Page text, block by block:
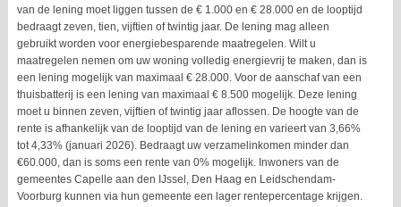
van de lening moet liggen tussen de € 1.000 en € 28.000 en de looptijd
bedraagt zeven, tien, vijftien of twintig jaar. De lening mag alleen
gebruikt worden voor energiebesparende maatregelen. Wilt u
maatregelen nemen om uw woning volledig energievrij te maken, dan is
een lening mogelijk van maximaal € 28.000. Voor de aanschaf van een
thuisbatterij is een lening van maximaal € 8.500 mogelijk. Deze lening
moet u binnen zeven, vijftien of twintig jaar aflossen. De hoogte van de
rente is afhankelijk van de looptijd van de lening en varieert van 3,66%
tot 4,33% (januari 2026). Bedraagt uw verzamelinkomen minder dan
€60.000, dan is soms een rente van 0% mogelijk. Inwoners van de
gemeentes Capelle aan den IJssel, Den Haag en Leidschendam-
Voorburg kunnen via hun gemeente een lager rentepercentage krijgen.